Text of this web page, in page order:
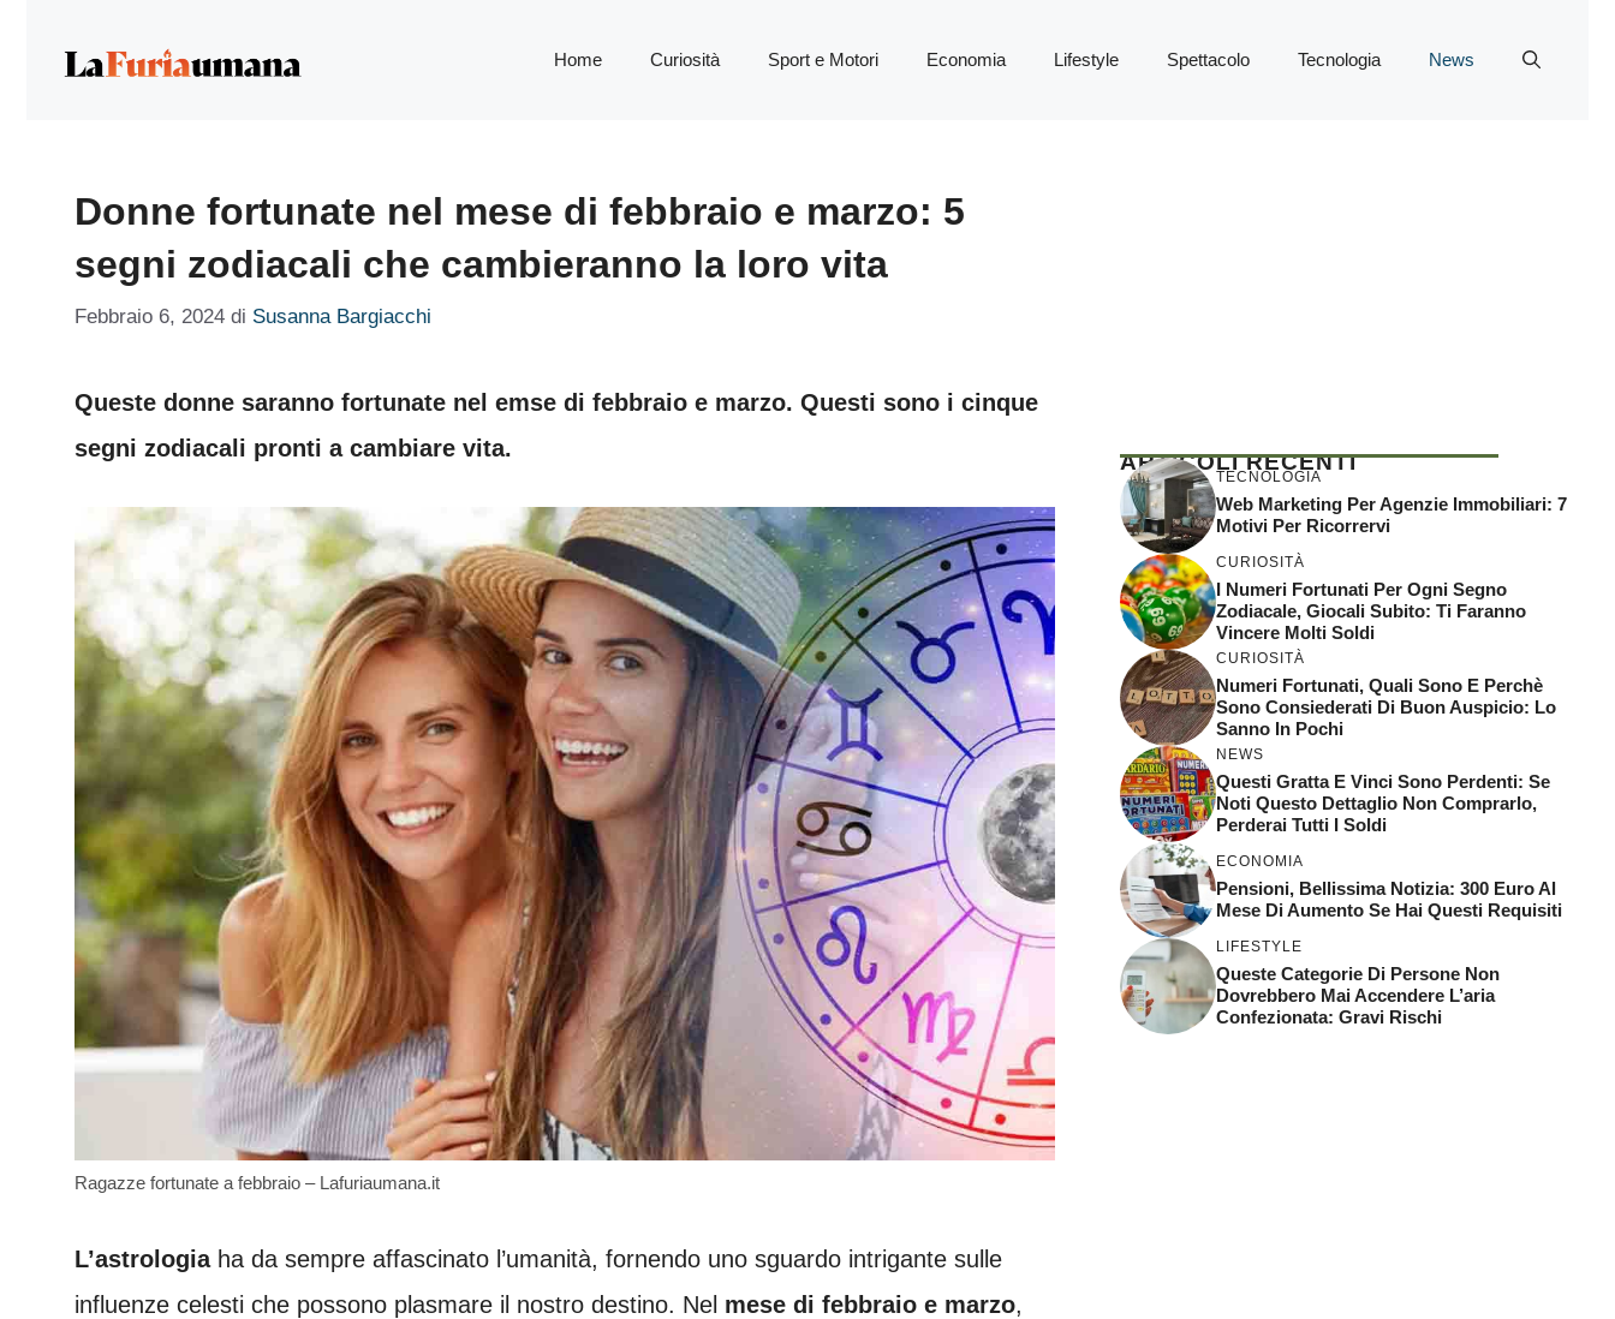
Home Curiosità Sport e Motori Economia Lifestyle Spettacolo Tecnologia News
Donne fortunate nel mese di febbraio e marzo: 5
segni zodiacali che cambieranno la loro vita
Febbraio 6, 2024 di Susanna Bargiacchi
Queste donne saranno fortunate nel emse di febbraio e marzo. Questi sono i cinque
segni zodiacali pronti a cambiare vita.
Ragazze fortunate a febbraio – Lafuriaumana.it
L’astrologiaha da sempre affascinato l’umanità, fornendo uno sguardo intrigante sulle
influenze celesti che possono plasmare il nostro destino. Nel mese di febbraio e marzo,
ARTICOLI RECENTI
TECNOLOGIA
Web Marketing Per Agenzie Immobiliari: 7
Motivi Per Ricorrervi
CURIOSITÀ
I Numeri Fortunati Per Ogni Segno
Zodiacale, Giocali Subito: Ti Faranno
Vincere Molti Soldi
CURIOSITÀ
Numeri Fortunati, Quali Sono E Perchè
Sono Consiederati Di Buon Auspicio: Lo
Sanno In Pochi
NEWS
Questi Gratta E Vinci Sono Perdenti: Se
Noti Questo Dettaglio Non Comprarlo,
Perderai Tutti I Soldi
ECONOMIA
Pensioni, Bellissima Notizia: 300 Euro Al
Mese Di Aumento Se Hai Questi Requisiti
LIFESTYLE
Queste Categorie Di Persone Non
Dovrebbero Mai Accendere L’aria
Confezionata: Gravi Rischi